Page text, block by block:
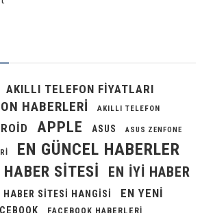
AKILLI TELEFON FIYATLARI
HABERLERI AKILLI TELEFON
APPLE ASUS ASUS ZENFONE
EN GÜNCEL HABERLER
HABER SITESI
EN IYI HABER
HABER SITESI HANGISI
EN YENI
FACEBOOK HABERLERI